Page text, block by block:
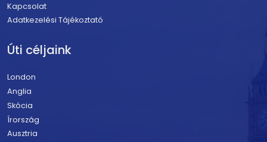
Kapcsolat
Adatkezelési Tájékoztató
Úti céljaink
London
Anglia
Skócia
Írország
Ausztria